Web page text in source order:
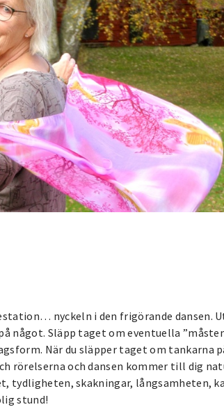
nyckeln i den frigörande dansen.
något. Släpp taget om eventuella
När du släpper taget om tankarna
rörelserna och dansen kommer till dig
tydligheten, skakningar, långsamheten,
stund!